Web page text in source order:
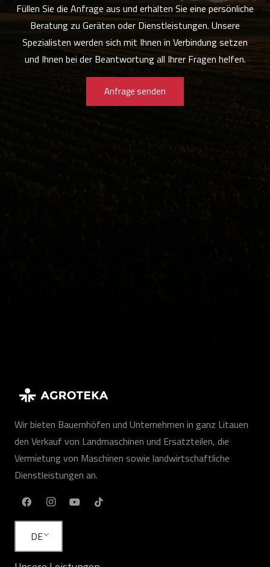
Füllen Sie die Anfrage aus und erhalten Sie eine persönliche
Beratung zu Geräten oder Dienstleistungen. Unsere
Spezialisten werden sich mit Ihnen in Verbindung setzen
und Ihnen bei der Beantwortung all Ihrer Fragen helfen.
Anfrage senden
Wir bieten Bauernhöfen und Unternehmen in ganz Litauen
den Verkauf von Landmaschinen und Ersatzteilen, die
Vermietung von Maschinen sowie landwirtschaftliche
Dienstleistungen an.
DE